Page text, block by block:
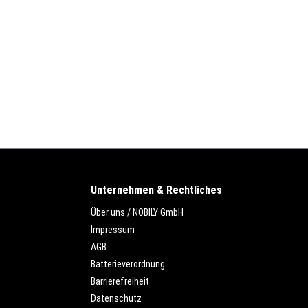
Unternehmen & Rechtliches
Über uns / NOBILY GmbH
Impressum
AGB
Batterieverordnung
Barrierefreiheit
Datenschutz